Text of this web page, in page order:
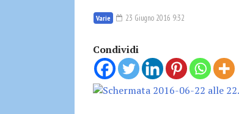
Varie 23 Giugno 2016 9:32
Condividi